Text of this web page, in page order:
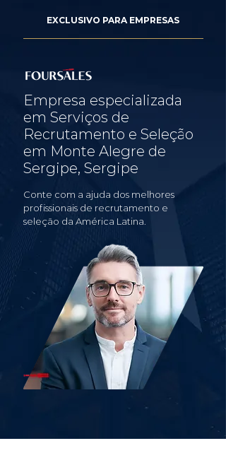
EXCLUSIVO PARA EMPRESAS
Empresa especializada
em Serviços de
Recrutamento e Seleção
em Monte Alegre de
Sergipe, Sergipe
Conte com a ajuda dos melhores
profissionais de recrutamento e
seleção da América Latina.